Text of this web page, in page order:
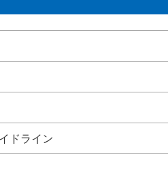
ドライン